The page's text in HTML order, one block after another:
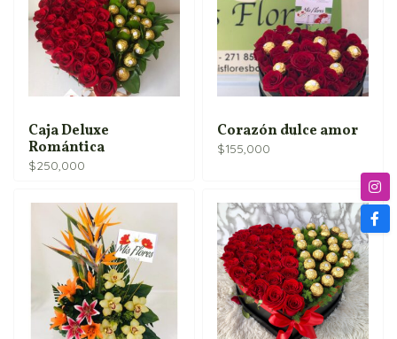
Caja Deluxe
Romántica
$250,000
Corazón dulce amor
$155,000